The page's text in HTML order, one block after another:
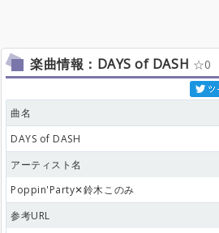
楽曲情報：DAYS of DASH 0
曲名
DAYS of DASH
アーティスト名
Poppin'Party✕鈴木このみ
参考URL